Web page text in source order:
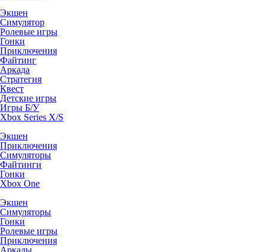
Экшен
Симулятор
Ролевые игры
Гонки
Приключения
Файтинг
Аркада
Стратегия
Квест
Детские игры
Игры Б/У
Xbox Series X/S
Экшен
Приключения
Симуляторы
Файтинги
Гонки
Xbox One
Экшен
Симуляторы
Гонки
Ролевые игры
Приключения
Аркады